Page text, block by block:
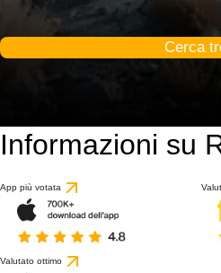
Cerca
Informazioni su
App più votata
Valutato ottimo